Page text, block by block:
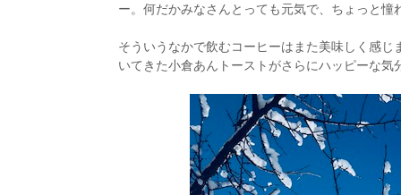
ー。何だかみなさんとっても元気で、ちょっと憧
そういうなかで飲むコーヒーはまた美味しく感
いてきた小倉あんトーストがさらにハッピーな気